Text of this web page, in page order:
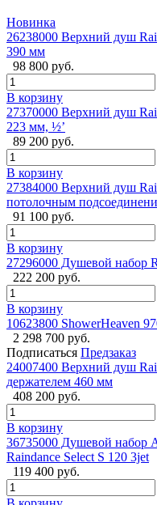
Новинка
26238000 Верхний душ
390 мм
98 800 руб.
В корзину
27370000 Верхний душ
223 мм, ½’
89 200 руб.
В корзину
27384000 Верхний душ
потолочным
91 100 руб.
В корзину
27296000 Душевой набор
222 200 руб.
В корзину
10623800 ShowerHeaven
2 298 700 руб.
Подписаться Предзаказ
24007400 Верхний душ
держателем 460 мм
408 200 руб.
В корзину
36735000 Душевой набор
Raindance Select S 120 3jet
119 400 руб.